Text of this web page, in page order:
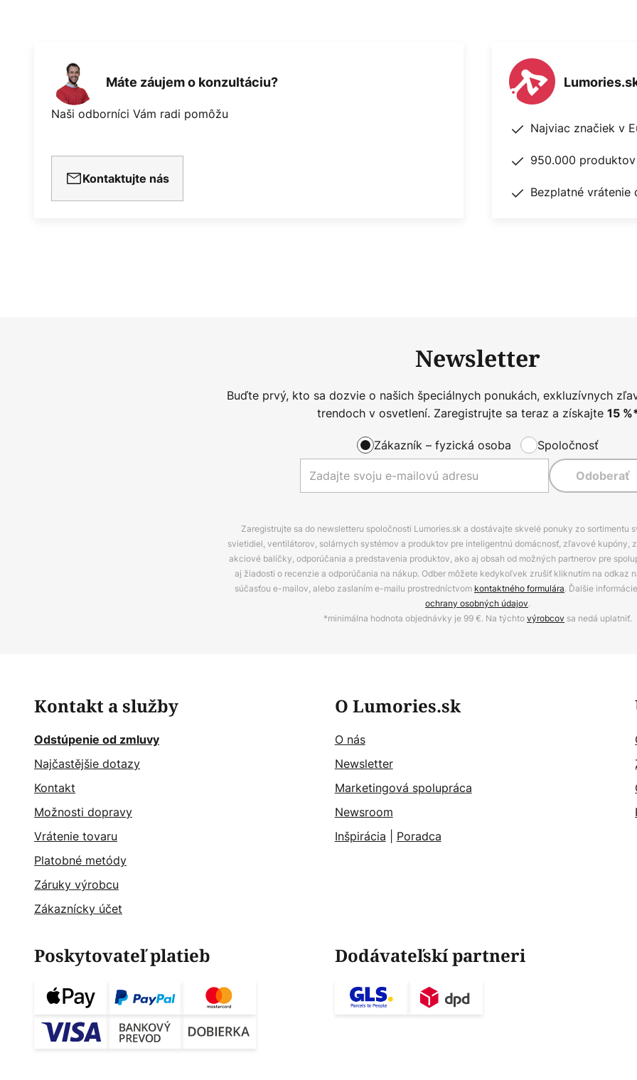
Máte záujem o konzultáciu?
Naši odborníci Vám radi pomôžu
Kontaktujte nás
Najviac značiek v
950.000
Bezplatné vrátenie
Newsletter
Buďte prvý, kto sa dozvie o našich špeciálnych ponukách, exkluzívnych
trendoch v osvetlení. Zaregistrujte sa teraz a získajte 15
Zákazník – fyzická osoba Spoločnosť
Odoberať
Zaregistrujte sa do newsletteru spoločnosti Lumories.sk a dostávajte skvelé ponuky zo sortimentu
svietidiel, ventilátorov, solárnych systémov a produktov pre inteligentnú domácnosť, zľavové kupóny,
akciové balíčky, odporúčania a predstavenia produktov, ako aj obsah od možných partnerov pre
aj žiadosti o recenzie a odporúčania na nákup. Odber môžete kedykoľvek zrušiť kliknutím na odkaz
súčasťou e-mailov, alebo zaslaním e-mailu prostredníctvom kontaktného formulára. Ďalšie
ochrany osobných údajov.
*minimálna hodnota objednávky je 99 €. Na týchtovýrobcov sa nedá uplatniť.
Kontakt a služby
Odstúpenie od zmluvy
Najčastějšie dotazy
Kontakt
Možnosti dopravy
Vrátenie tovaru
Platobné metódy
Záruky výrobcu
Zákaznícky účet
O Lumories.sk
O nás
Newsletter
Marketingová spolupráca
Newsroom
Inšpirácia
Poradca
Poskytovateľ platieb Dodávateľskí partneri